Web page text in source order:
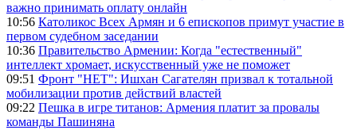
важно принимать оплату онлайн
10:56 Католикос Всех Армян и 6 епископов примут участие в
первом судебном заседании
10:36 Правительство Армении: Когда "естественный"
интеллект хромает, искусственный уже не поможет
09:51 Фронт "НЕТ": Ишхан Сагателян призвал к тотальной
мобилизации против действий властей
09:22 Пешка в игре титанов: Армения платит за провалы
команды Пашиняна